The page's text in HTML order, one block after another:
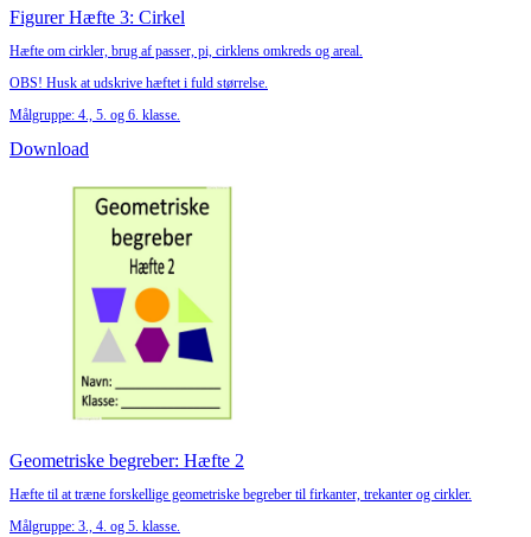
Figurer Hæfte 3: Cirkel
Hæfte om cirkler, brug af passer, pi, cirklens omkreds og areal.
OBS! Husk at udskrive hæftet i fuld størrelse.
Målgruppe: 4., 5. og 6. klasse.
Download
Geometriske begreber: Hæfte 2
Hæfte til at træne forskellige geometriske begreber til firkanter, trekanter og cirkler.
Målgruppe: 3., 4. og 5. klasse.